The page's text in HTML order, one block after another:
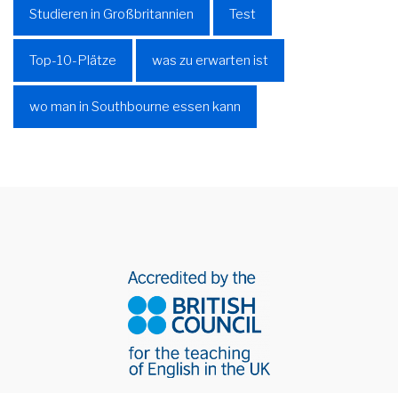
Studieren in Großbritannien Test
Top-10-Plätze was zu erwarten ist
wo man in Southbourne essen kann